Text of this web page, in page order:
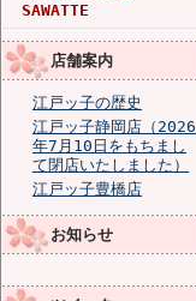
SAWATTE
店舗案内
江戸ッ子の歴史
江戸ッ子静岡店（2026
年7月10日をもちまし
て閉店いたしました）
江戸ッ子豊橋店
お知らせ